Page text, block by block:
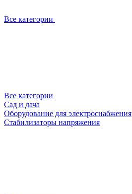
Все категории
Все категории
Сад и дача
Оборудование для электроснабжения
Стабилизаторы напряжения